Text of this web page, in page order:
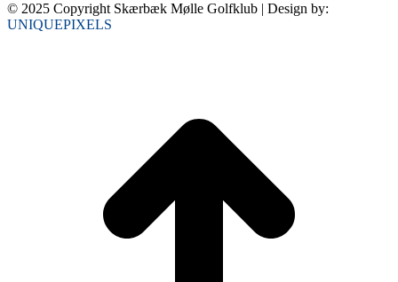
© 2025 Copyright Skærbæk Mølle Golfklub | Design by:
UNIQUEPIXELS